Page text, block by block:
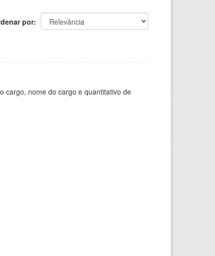
por
cargo, nome do cargo e quantitativo de